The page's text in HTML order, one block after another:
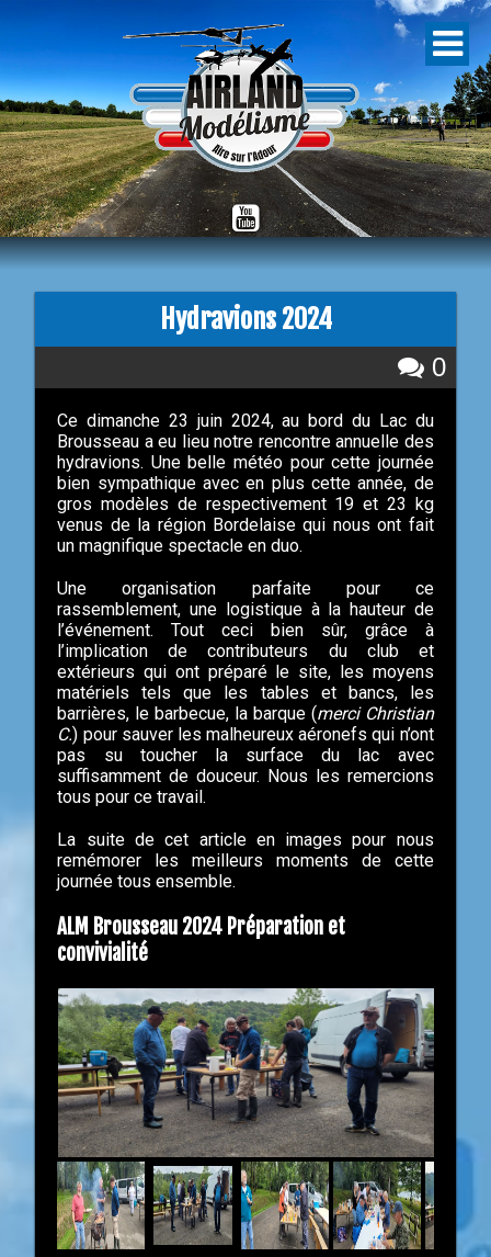
Hydravions 2024
0
Ce dimanche 23 juin 2024, au bord du Lac du
Brousseau a eu lieu notre rencontre annuelle des
hydravions. Une belle météo pour cette journée
bien sympathique avec en plus cette année, de
gros modèles de respectivement 19 et 23 kg
venus de la région Bordelaise qui nous ont fait
un magnifique spectacle en duo.
Une organisation parfaite pour ce
rassemblement, une logistique à la hauteur de
l’événement. Tout ceci bien sûr, grâce à
l’implication de contributeurs du club et
extérieurs qui ont préparé le site, les moyens
matériels tels que les tables et bancs, les
barrières, le barbecue, la barque (merci Christian
C.) pour sauver les malheureux aéronefs qui n’ont
pas su toucher la surface du lac avec
suffisamment de douceur. Nous les remercions
tous pour ce travail.
La suite de cet article en images pour nous
remémorer les meilleurs moments de cette
journée tous ensemble.
ALM Brousseau 2024 Préparation et
convivialité